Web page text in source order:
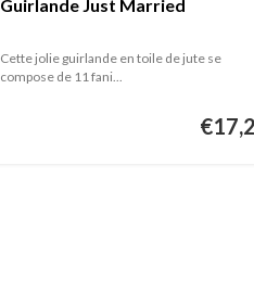
Guirlande Just Married
Cette jolie guirlande en toile de jute se
compose de 11 fani...